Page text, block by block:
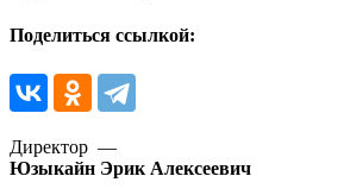
Поделиться ссылкой:
Директор —
Юзыкайн Эрик Алексеевич